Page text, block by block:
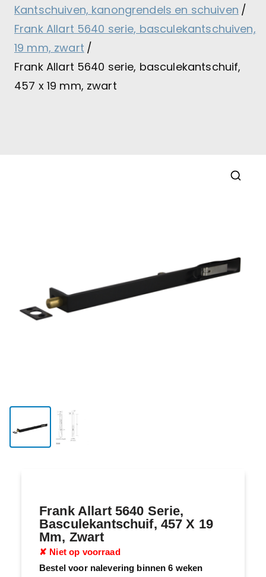
Kantschuiven, kanongrendels en schuiven
Frank Allart 5640 serie, basculekantschuiven,
19 mm, zwart
Frank Allart 5640 serie, basculekantschuif,
457 x 19 mm, zwart
Frank Allart 5640 Serie,
Basculekantschuif, 457 X 19
Mm, Zwart
✘ Niet op voorraad
Bestel voor nalevering binnen 6 weken